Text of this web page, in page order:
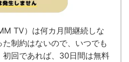
TV）は何カ月間継続しな
制約はないので、いつでも
初回であれば、30日間は無料